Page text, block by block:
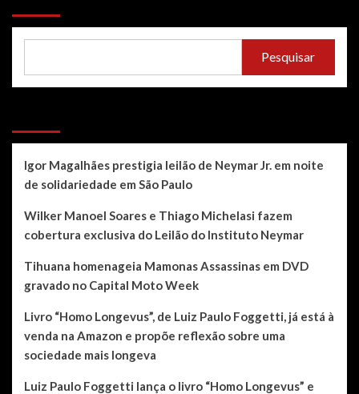
Pesquisar
Igor Magalhães prestigia leilão de Neymar Jr. em noite
de solidariedade em São Paulo
Wilker Manoel Soares e Thiago Michelasi fazem
cobertura exclusiva do Leilão do Instituto Neymar
Tihuana homenageia Mamonas Assassinas em DVD
gravado no Capital Moto Week
Livro “Homo Longevus”, de Luiz Paulo Foggetti, já está à
venda na Amazon e propõe reflexão sobre uma
sociedade mais longeva
Luiz Paulo Foggetti lança o livro “Homo Longevus” e